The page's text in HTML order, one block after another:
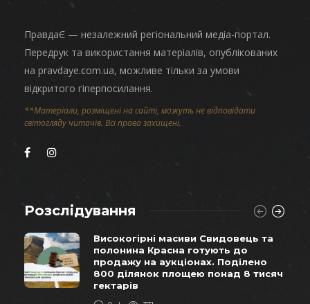
ПравдаЄ — незалежний регіональний медіа-портал.
Передрук та використання матеріалів, опублікованих
на pravdaye.com.ua, можливе тільки за умови
відкритого гіперпосилання.
**Матеріали, розміщені на сайті, можуть не відповідати
світогляду читачів. Всі права захищені.
Розслідування
Високогірні масиви Свидовець та
полонина Красна готують до
продажу на аукціонах. Поділено
800 ділянок площею понад 8 тисяч
гектарів